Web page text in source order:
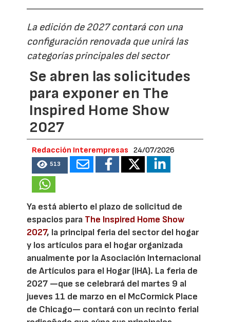
La edición de 2027 contará con una
configuración renovada que unirá las
categorías principales del sector
Se abren las solicitudes
para exponer en The
Inspired Home Show
2027
Redacción Interempresas 24/07/2026
513
Ya está abierto el plazo de solicitud de
espacios para The Inspired Home Show
2027, la principal feria del sector del hogar
y los artículos para el hogar organizada
anualmente por la Asociación Internacional
de Artículos para el Hogar (IHA). La feria de
2027 —que se celebrará del martes 9 al
jueves 11 de marzo en el McCormick Place
de Chicago— contará con un recinto ferial